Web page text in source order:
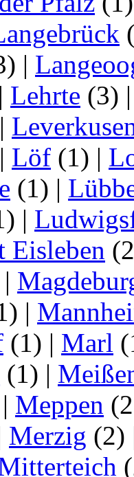
|
| Lehrte (3)
|
| Löf (1) |
(1) |
|
Eisleben
|
|
(1) | Marl
(1) |
| Meppen
Merzig (2)